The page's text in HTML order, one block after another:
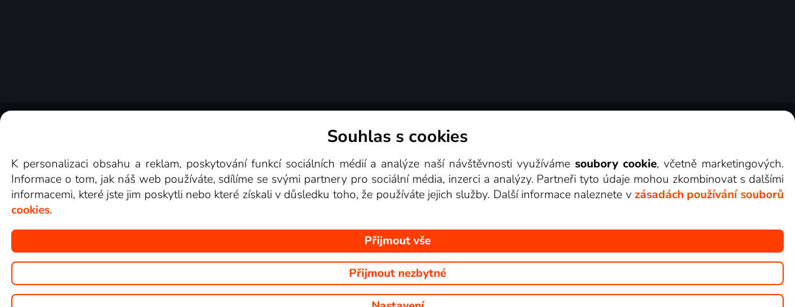
Videotéka
Copyright © goNET s.r.o. Na tomto webu jsou zobrazovány obrázky z pořadů TV stanic, které můžete sledovat v Lepší.TV.
Souhlas s cookies
K personalizaci obsahu a reklam, poskytování funkcí sociálních médií a analýze naší návštěvnosti využívámesoubory cookie, včetně marketingových.
Informace o tom, jak náš web používáte, sdílíme se svými partnery pro sociální média, inzerci a analýzy. Partneři tyto údaje mohou zkombinovat s dalšími
informacemi, které jste jim poskytli nebo které získali v důsledku toho, že používáte jejich služby. Další informace naleznete v zásadách používání souborů
cookies.
Přijmout vše
Přijmout nezbytné